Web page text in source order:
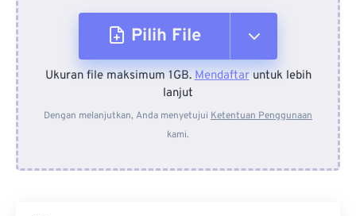
Pilih File
Dari Perangkat
Dari Dropbox
Ukuran file maksimum 1GB.Mendaftaruntuk lebih
lanjut
Dengan melanjutkan, Anda menyetujui Ketentuan Penggunaan
kami.